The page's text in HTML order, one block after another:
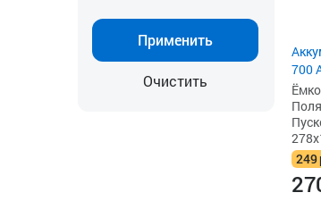
Применить
Очистить
700
249